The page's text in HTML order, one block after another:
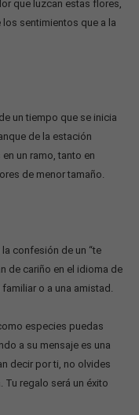
que luzcan estas flores,
sentimientos que a la
un tiempo que se inicia
de la estación
un ramo, tanto en
de menor tamaño.
confesión de un “te
de cariño en el idioma de
o a una amistad.
especies puedas
a su mensaje es una
decir por ti, no olvides
Tu regalo será un éxito